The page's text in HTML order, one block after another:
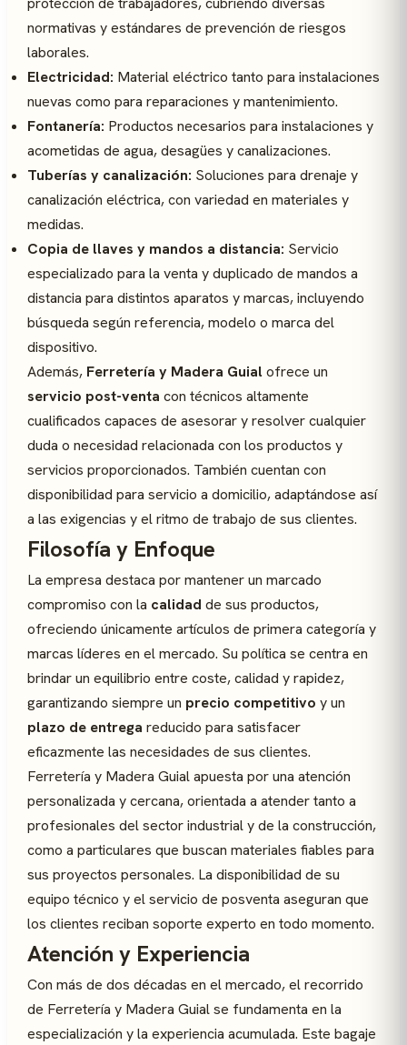
normativas y estándares de prevención de riesgos
laborales.
Electricidad: Material eléctrico tanto para instalaciones
nuevas como para reparaciones y mantenimiento.
Fontanería: Productos necesarios para instalaciones y
acometidas de agua, desagües y canalizaciones.
Tuberías y canalización: Soluciones para drenaje y
canalización eléctrica, con variedad en materiales y
medidas.
Copia de llaves y mandos a distancia: Servicio
especializado para la venta y duplicado de mandos a
distancia para distintos aparatos y marcas, incluyendo
búsqueda según referencia, modelo o marca del
dispositivo.
Además, Ferretería y Madera Guialofrece un
servicio post-venta con técnicos altamente
cualificados capaces de asesorar y resolver cualquier
duda o necesidad relacionada con los productos y
servicios proporcionados. También cuentan con
disponibilidad para servicio a domicilio, adaptándose así
a las exigencias y el ritmo de trabajo de sus clientes.
Filosofía y Enfoque
La empresa destaca por mantener un marcado
compromiso con la calidad de sus productos,
ofreciendo únicamente artículos de primera categoría y
marcas líderes en el mercado. Su política se centra en
brindar un equilibrio entre coste, calidad y rapidez,
garantizando siempre un precio competitivo y un
plazo de entrega reducido para satisfacer
eficazmente las necesidades de sus clientes.
Ferretería y Madera Guial apuesta por una atención
personalizada y cercana, orientada a atender tanto a
profesionales del sector industrial y de la construcción,
como a particulares que buscan materiales fiables para
sus proyectos personales. La disponibilidad de su
equipo técnico y el servicio de posventa aseguran que
los clientes reciban soporte experto en todo momento.
Atención y Experiencia
Con más de dos décadas en el mercado, el recorrido
de Ferretería y Madera Guial se fundamenta en la
especialización y la experiencia acumulada. Este bagaje